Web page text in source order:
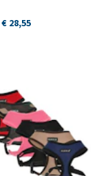
€ 28,55